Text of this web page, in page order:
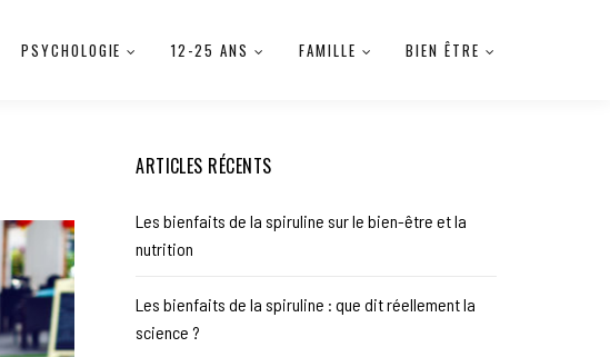
PSYCHOLOGIE 12-25 ANS FAMILLE BIEN ÊTRE
ARTICLES RÉCENTS
Les bienfaits de la spiruline sur le bien-être et la
nutrition
Les bienfaits de la spiruline : que dit réellement la
science ?